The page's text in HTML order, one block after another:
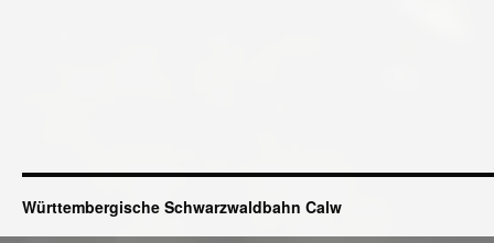
Württembergische Schwarzwaldbahn Calw